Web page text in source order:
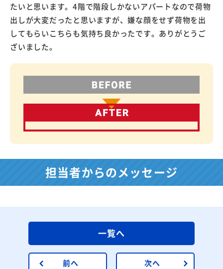
たいと思います。4階で階段しかないアパートなので荷物
出しが大変だったと思いますが、嫌な顔をせず荷物を出
してもらいこちらも気持ち良かったです。ありがとうご
ざいました。
担当者からのメッセージ
前へ
一覧へ
次へ